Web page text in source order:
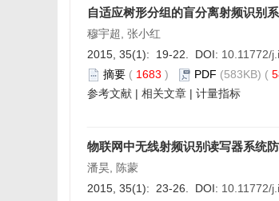
自适应树形分组的盲分离射频识别
穆宇超, 张小红
2015, 35(1): 19-22. DOI: 10.11772/
摘要 ( 1683 ) PDF (583KB) (
参考文献 | 相关文章 | 计量指标
物联网中无线射频识别读写器系统
潘昊, 陈蒙
2015, 35(1): 23-26. DOI: 10.11772/